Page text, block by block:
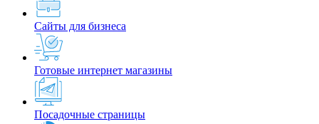
Сайты для бизнеса
Готовые интернет магазины
Посадочные страницы